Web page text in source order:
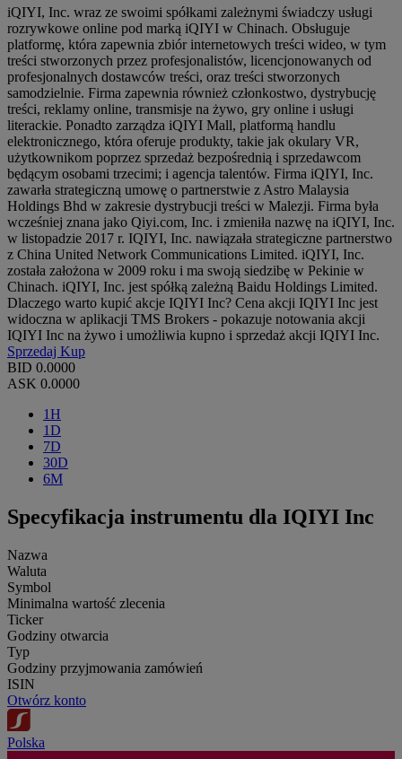
iQIYI, Inc. wraz ze swoimi spółkami zależnymi świadczy usługi
rozrywkowe online pod marką iQIYI w Chinach. Obsługuje
platformę, która zapewnia zbiór internetowych treści wideo, w tym
treści stworzonych przez profesjonalistów, licencjonowanych od
profesjonalnych dostawców treści, oraz treści stworzonych
samodzielnie. Firma zapewnia również członkostwo, dystrybucję
treści, reklamy online, transmisje na żywo, gry online i usługi
literackie. Ponadto zarządza iQIYI Mall, platformą handlu
elektronicznego, która oferuje produkty, takie jak okulary VR,
użytkownikom poprzez sprzedaż bezpośrednią i sprzedawcom
będącym osobami trzecimi; i agencja talentów. Firma iQIYI, Inc.
zawarła strategiczną umowę o partnerstwie z Astro Malaysia
Holdings Bhd w zakresie dystrybucji treści w Malezji. Firma była
wcześniej znana jako Qiyi.com, Inc. i zmieniła nazwę na iQIYI, Inc.
w listopadzie 2017 r. IQIYI, Inc. nawiązała strategiczne partnerstwo
z China United Network Communications Limited. iQIYI, Inc.
została założona w 2009 roku i ma swoją siedzibę w Pekinie w
Chinach. iQIYI, Inc. jest spółką zależną Baidu Holdings Limited.
Dlaczego warto kupić akcje IQIYI Inc? Cena akcji IQIYI Inc jest
widoczna w aplikacji TMS Brokers - pokazuje notowania akcji
IQIYI Inc na żywo i umożliwia kupno i sprzedaż akcji IQIYI Inc.
Sprzedaj Kup
BID 0.0000
ASK 0.0000
1H
1D
7D
30D
6M
Specyfikacja instrumentu dla IQIYI Inc
Nazwa
Waluta
Symbol
Minimalna wartość zlecenia
Ticker
Godziny otwarcia
Typ
Godziny przyjmowania zamówień
ISIN
Otwórz konto
Polska